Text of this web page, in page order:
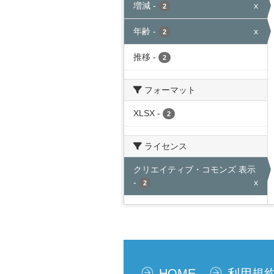
増減 - 2 x
年齢 - 2 x
推移 - 2
フォーマット
XLSX - 2
ライセンス
クリエイティブ・コモンズ 表示
-
2 x